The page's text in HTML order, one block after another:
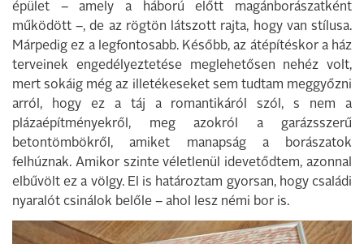
épület – amely a háború előtt magánborászatként
működött –, de az rögtön látszott rajta, hogy van stílusa.
Márpedig ez a legfontosabb. Később, az átépítéskor a ház
terveinek engedélyeztetése meglehetősen nehéz volt,
mert sokáig még az illetékeseket sem tudtam meggyőzni
arról, hogy ez a táj a romantikáról szól, s nem a
plázaépítményekről, meg azokról a garázsszerű
betontömbökről, amiket manapság a borászatok
felhúznak. Amikor szinte véletlenül idevetődtem, azonnal
elbűvölt ez a völgy. El is határoztam gyorsan, hogy családi
nyaralót csinálok belőle – ahol lesz némi bor is.